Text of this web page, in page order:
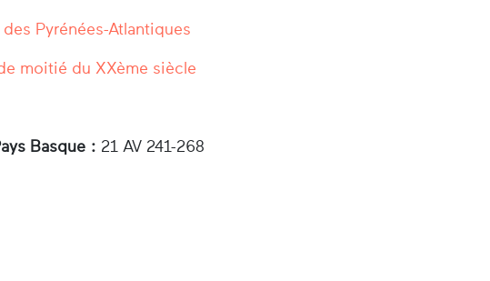
Pyrénées-Atlantiques
moitié du XXème siècle
Basque : 21 AV 241-268